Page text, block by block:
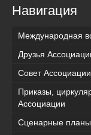
Навигация
Международная
Друзья
Совет Ассоциации
Приказы,
Ассоциации
Сценарные планы